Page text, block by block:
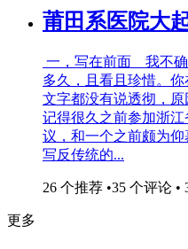
莆田系医院大
一，写在前面 我不确
多久，且看且珍惜。
文字都没有说透彻，
记得很久之前参加浙
议，和一个之前颇为
写反传统的...
26 个推荐 •35 个评论 •
更多